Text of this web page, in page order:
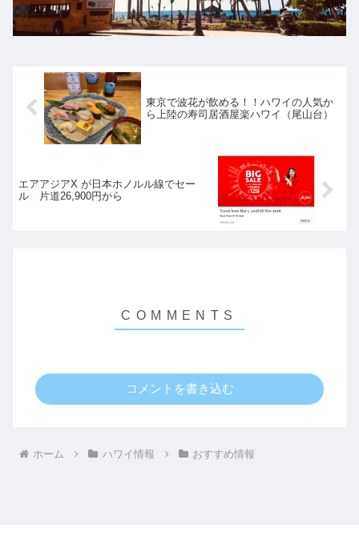
東京で波花が飲める！！ハワイの人気か
ら上陸の寿司居酒屋楽ハワイ（尾山台）
エアアジアX が日本ホノルル線でセー
ル 片道26,900円から
コメントを書き込む
ホーム ハワイ情報 おすすめ情報